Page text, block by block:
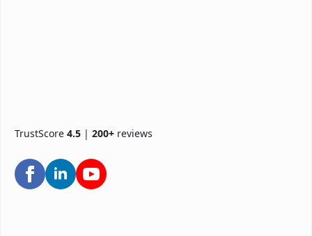
TrustScore 4.5 | 200+ reviews